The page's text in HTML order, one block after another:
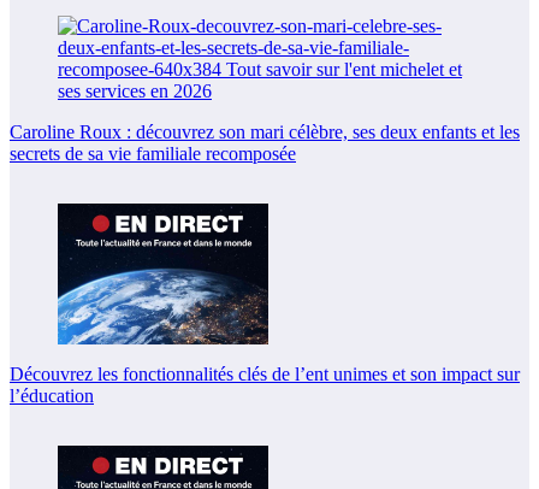
Caroline Roux : découvrez son mari célèbre, ses deux enfants et les
secrets de sa vie familiale recomposée
Découvrez les fonctionnalités clés de l’ent unimes et son impact sur
l’éducation